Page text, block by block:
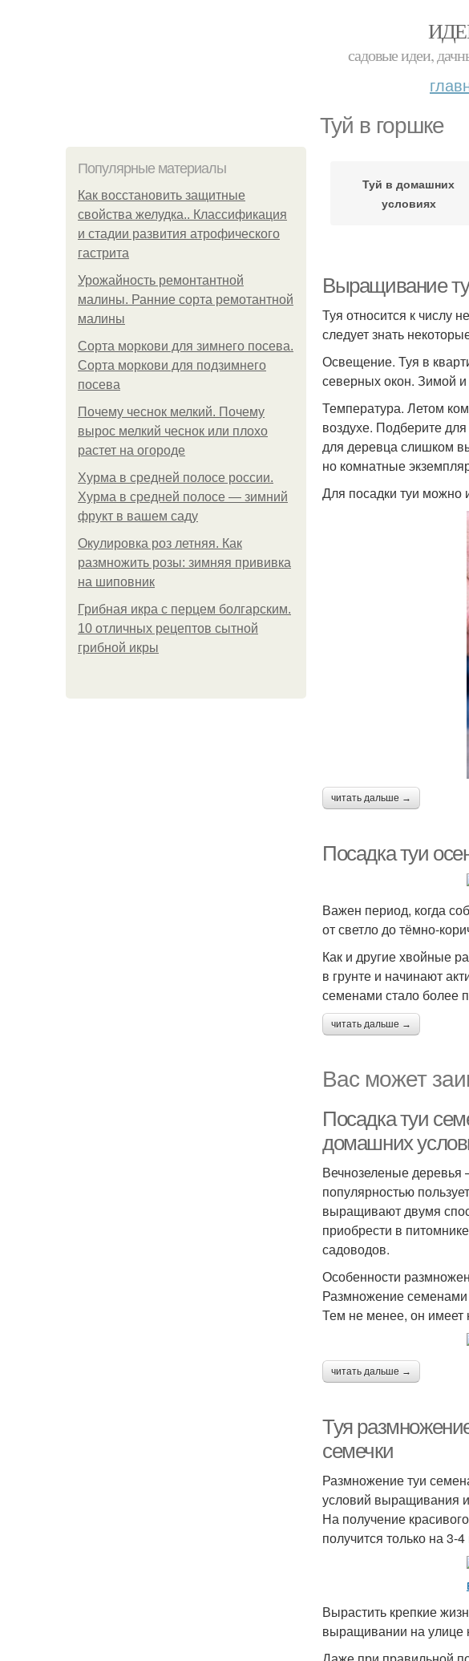
садовые идеи,
Туй в горшке
Популярные материалы
Как восстановить защитные
свойства желудка.. Классификация
и стадии развития атрофического
гастрита
Урожайность ремонтантной
малины. Ранние сорта ремотантной
малины
Сорта моркови для зимнего посева.
Сорта моркови для подзимнего
посева
Почему чеснок мелкий. Почему
вырос мелкий чеснок или плохо
растет на огороде
Хурма в средней полосе россии.
Хурма в средней полосе — зимний
фрукт в вашем саду
Окулировка роз летняя. Как
размножить розы: зимняя прививка
на шиповник
Грибная икра с перцем болгарским.
10 отличных рецептов сытной
грибной икры
Туй в домашних
условиях
Выращивание
Туя относится к числу
следует знать
Освещение. Туя в
северных окон. Зимой
Температура. Летом
воздухе. Подберите
для деревца слишком
но комнатные
Для посадки туи можно
читать дальше →
Посадка туи
Важен период, когда
от светло до тёмно-
Как и другие хвойные
в грунте и начинают
семенами стало более
читать дальше →
Вас может
Посадка туи
домашних
Вечнозеленые
популярностью
выращивают двумя
приобрести в
садоводов.
Особенности
Размножение семенами
Тем не менее, он имеет
читать дальше →
Туя
семечки
Размножение туи
условий выращивания и
На получение
получится только на 3-
Вырастить крепкие
выращивании на улице